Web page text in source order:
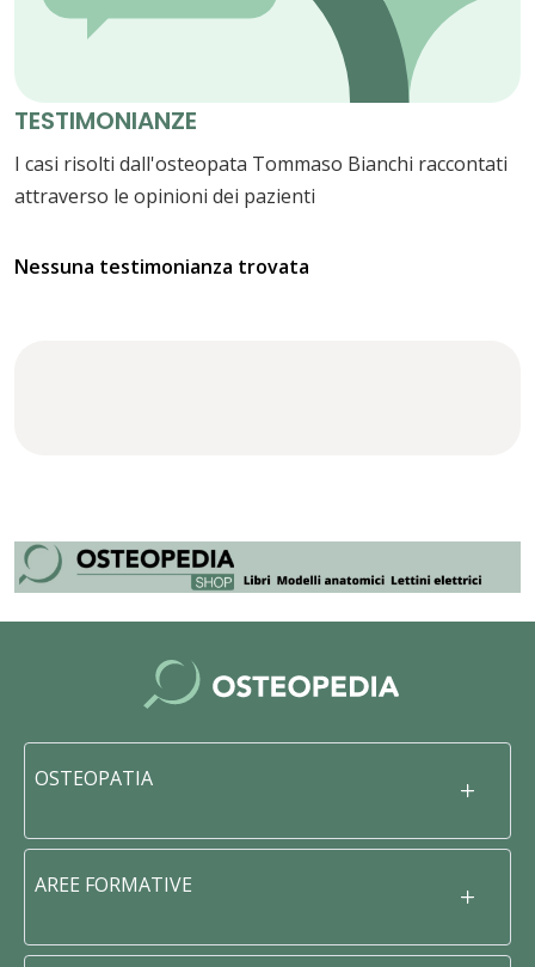
TESTIMONIANZE
I casi risolti dall'osteopata Tommaso Bianchi raccontati
attraverso le opinioni dei pazienti
Nessuna testimonianza trovata
OSTEOPATIA
AREE FORMATIVE